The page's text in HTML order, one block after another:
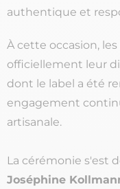
authentique et
À cette occasion,
officiellement leur
dont le label a été
engagement
artisanale.
La cérémonie s'est
Joséphine